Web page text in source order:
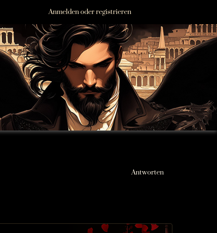
Anmelden oder registrieren
Antworten